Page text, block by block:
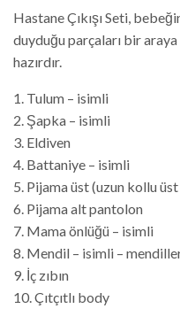
Hastane Çıkışı Seti,
duyduğu parçaları bir
hazırdır.
1. Tulum – isimli
2. Şapka – isimli
3. Eldiven
4. Battaniye – isimli
5. Pijama üst (uzun kollu üst
6. Pijama alt pantolon
7. Mama önlüğü – isimli
8. Mendil – isimli –
9. İç zıbın
10. Çıtçıtlı body